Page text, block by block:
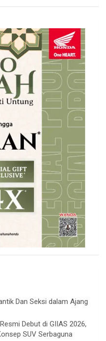
Dan Seksi dalam Ajang
Debut di GIIAS 2026,
SUV Serbaguna